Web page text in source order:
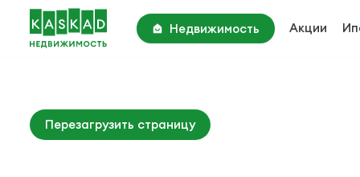
Недвижимость Акции
Академия Парк
Парк Апрель
Киевское шоссе, 25 км
Перезагрузить страницу